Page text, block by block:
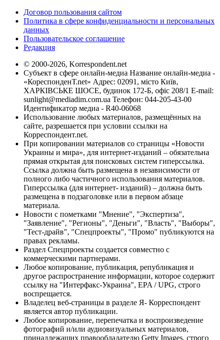
Договор пользования сайтом
Политика в сфере конфиденциальности и персональных
данных
Пользовательское соглашение
Редакция
© 2000-2026, Korrespondent.net
Субъект в сфере онлайн-медиа Название онлайн-медиа -
«КореспонденТ.net» Адрес: 02091, місто Київ,
ХАРКІВСЬКЕ ШОСЕ, будинок 172-Б, офіс 208/1 E-mail:
sunlight@mediadim.com.ua Телефон: 044-205-43-00
Идентификатор медиа - R40-06068
Использование любых материалов, размещённых на
сайте, разрешается при условии ссылки на
Корреспондент.net.
При копировании материалов со страницы «Новости
Украины и мира», для интернет-изданий – обязательна
прямая открытая для поисковых систем гиперссылка.
Ссылка должна быть размещена в независимости от
полного либо частичного использования материалов.
Гиперссылка (для интернет- изданий) – должна быть
размещена в подзаголовке или в первом абзаце
материала.
Новости с пометками "Мнение", "Экспертиза",
"Заявление", "Регионы", "Деньги", "Власть", "Выборы",
"Тест-драйв", "Спецпроекты", "Промо" публикуются на
правах рекламы.
Раздел Спецпроекты создается совместно с
коммерческими партнерами.
Любое копирование, публикация, републикация и
другое распространение информации, которое содержит
ссылку на "Интерфакс-Украина", EPA / UPG, строго
воспрещается.
Владелец веб-страницы в разделе Я- Корреспондент
является автор публикации.
Любое копирование, перепечатка и воспроизведение
фотографий и/или аудиовизуальных материалов,
принадлежащих правообладателю Getty Images, строго